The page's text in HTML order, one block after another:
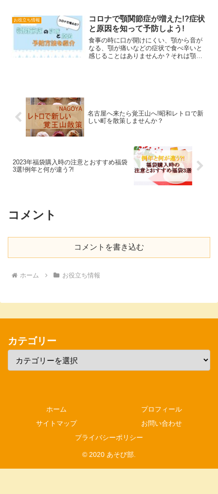
か喜ぶものをあげたいと思い色々考えて
みました。そこで今年は、孫の...
お役立ち情報
コロナで顎関節症が増えた!?症状
と原因を知って予防しよう!
食事の時に口が開けにくい、顎から音が
なる、顎が痛いなどの症状で食べ辛いと
感じることはありませんか？それは顎関
名古屋へ来たら覚王山へ!昭和レトロで新
しい町を散策しませんか？
2023年福袋購入時の注意とおすすめ福袋
3選!例年と何が違う?!
コメント
コメントを書き込む
ホーム お役立ち情報
カテゴリー
ホーム
プロフィール
サイトマップ
お問い合わせ
プライバシーポリシー
© 2020 あそび部.